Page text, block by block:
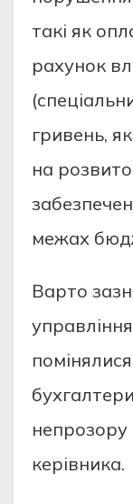
такі як
рахунок
гривень,
на
межах
Варто
непрозору
керівника.